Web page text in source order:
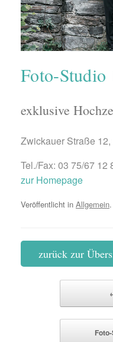
Foto-
exklusive
Zwickauer Straße
Tel./Fax: 03 75/67 12
zur Homepage
Veröffentlicht in Allgemein.
zurück zur